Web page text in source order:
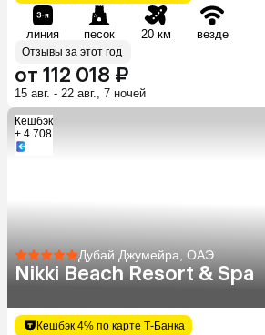
линия песок 20 км везде
Отзывы за этот год
от 112 018 ₽
15 авг. - 22 авг., 7 ночей
Кешбэк
+ 4 708
Дубай Джумейра, ОАЭ
Nikki Beach Resort & Spa
Кешбэк 4% по карте Т-Банка